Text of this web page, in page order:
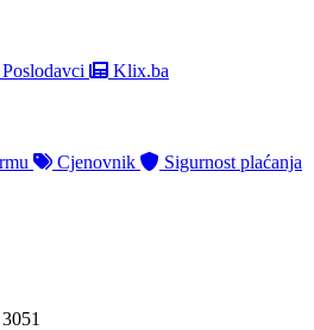
Poslodavci Klix.ba
Cjenovnik Sigurnost plaćanja
3051